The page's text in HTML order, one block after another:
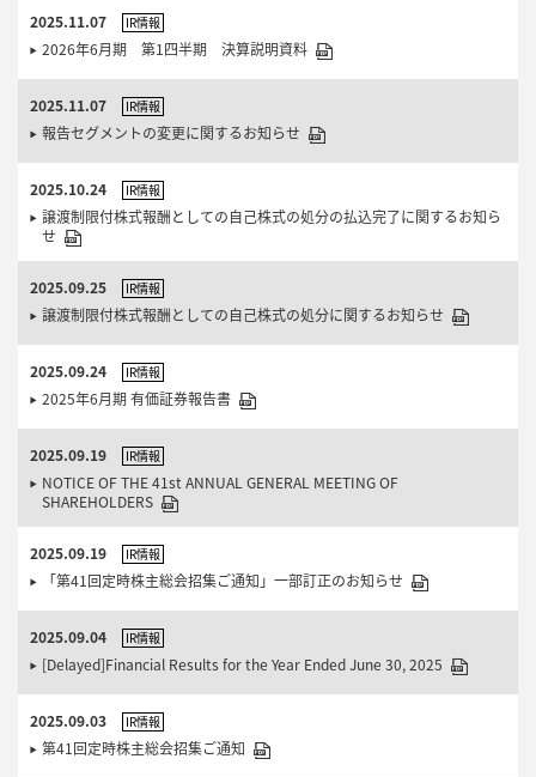
2025.11.07 IR情報
2026年6月期 第1四半期 決算説明資料
2025.11.07 IR情報
報告セグメントの変更に関するお知らせ
2025.10.24 IR情報
譲渡制限付株式報酬としての自己株式の処分の払込完了に関するお知ら
せ
2025.09.25 IR情報
譲渡制限付株式報酬としての自己株式の処分に関するお知らせ
2025.09.24 IR情報
2025年6月期 有価証券報告書
2025.09.19 IR情報
NOTICE OF THE 41st ANNUAL GENERAL MEETING OF
SHAREHOLDERS
2025.09.19 IR情報
「第41回定時株主総会招集ご通知」一部訂正のお知らせ
2025.09.04 IR情報
[Delayed]Financial Results for the Year Ended June 30, 2025
2025.09.03 IR情報
第41回定時株主総会招集ご通知